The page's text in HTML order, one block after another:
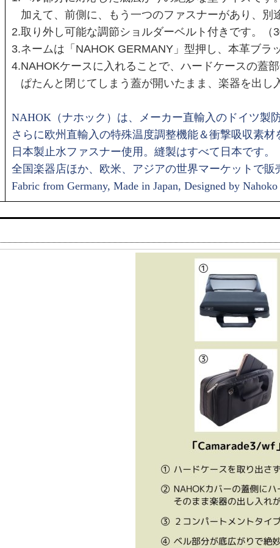
加えて、前側に、もう一つのファスナーがあり、別
2.取り外し可能な調節ショルダーベルト付きです。（
3.ネームは「NAHOK GERMANY」型押し、 本革ブラ
4.NAHOKケースに入れることで、ハードケースの蓋
ぱたんと閉じてしまう蓋が開いたまま、楽器を出し
NAHOK（ナホック）は、メーカー直輸入のドイツ製
さらに欧州直輸入の特殊温度調整機能＆衝撃吸収素材
日本製止水ファスナー使用。 縫製はすべて日本です。
全国楽器店ほか、欧米、アジアの世界マーケットで販
Fabric from Germany, Made in Japan, Designed by